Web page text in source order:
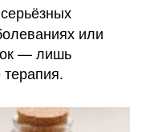
или
— лишь